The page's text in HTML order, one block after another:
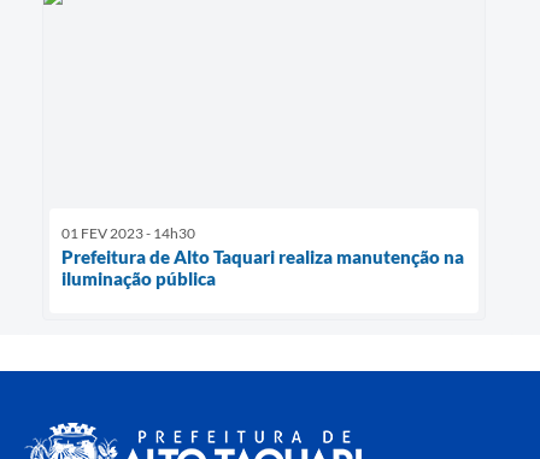
01 FEV 2023 - 14h30
Prefeitura de Alto Taquari realiza manutenção na
iluminação pública